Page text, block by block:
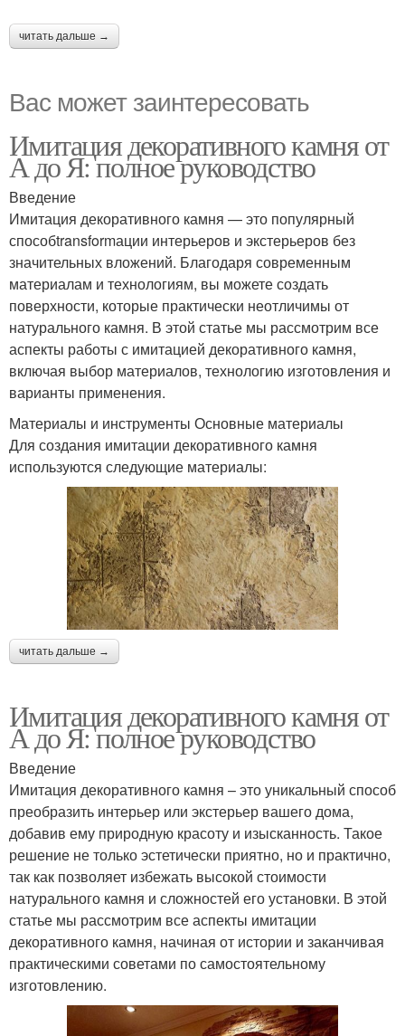
читать дальше →
Вас может заинтересовать
Имитация декоративного камня от
А до Я: полное руководство
Введение
Имитация декоративного камня — это популярный
способtransformации интерьеров и экстерьеров без
значительных вложений. Благодаря современным
материалам и технологиям, вы можете создать
поверхности, которые практически неотличимы от
натурального камня. В этой статье мы рассмотрим все
аспекты работы с имитацией декоративного камня,
включая выбор материалов, технологию изготовления и
варианты применения.
Материалы и инструменты Основные материалы
Для создания имитации декоративного камня
используются следующие материалы:
читать дальше →
Имитация декоративного камня от
А до Я: полное руководство
Введение
Имитация декоративного камня – это уникальный способ
преобразить интерьер или экстерьер вашего дома,
добавив ему природную красоту и изысканность. Такое
решение не только эстетически приятно, но и практично,
так как позволяет избежать высокой стоимости
натурального камня и сложностей его установки. В этой
статье мы рассмотрим все аспекты имитации
декоративного камня, начиная от истории и заканчивая
практическими советами по самостоятельному
изготовлению.